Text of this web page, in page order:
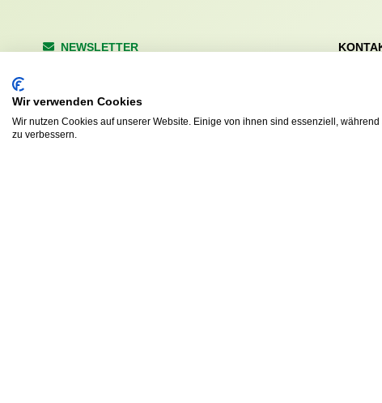
Wir verwenden Cookies
Wir nutzen Cookies auf unserer Website. Einige von ihnen sind essenziell,
zu verbessern.
NEWSLETTER
Tel.